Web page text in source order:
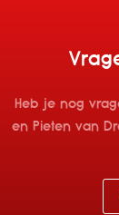
Heb je nog
en Pieten van